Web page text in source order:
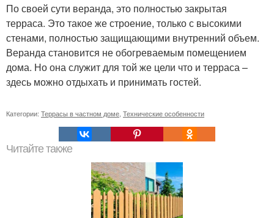
По своей сути веранда, это полностью закрытая
терраса. Это такое же строение, только с высокими
стенами, полностью защищающими внутренний объем.
Веранда становится не обогреваемым помещением
дома. Но она служит для той же цели что и терраса –
здесь можно отдыхать и принимать гостей.
Категории: Террасы в частном доме Технические особенности
Читайте также